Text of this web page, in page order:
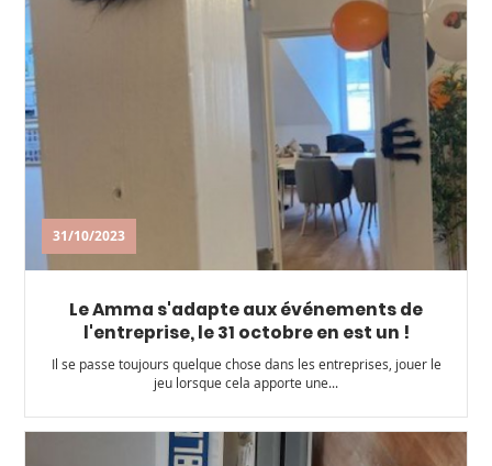
31/10/2023
Le Amma s'adapte aux événements de
l'entreprise, le 31 octobre en est un !
Il se passe toujours quelque chose dans les entreprises, jouer le
jeu lorsque cela apporte une...